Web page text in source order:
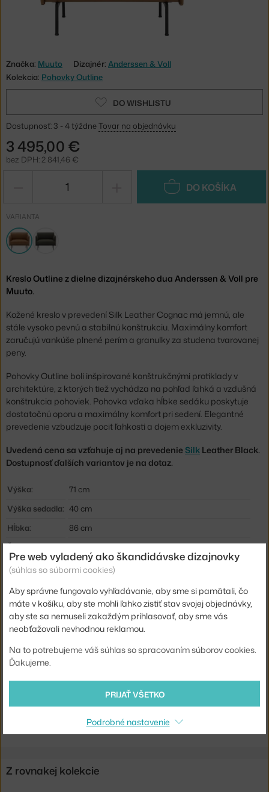
Značka: Muuto Dizajnér: Anderssen & Voll
Kolekcia: Pohovky Outline
DO WISHLISTU
Dostupnosť: 3 - 4 týždne Tovar na objednávku
3 495,00 €
bez DPH: 2 841,46 €
DO KOŠÍKA
VARIANTA
Kreslo Outline z dielne dizajnérskeho dua Anderssen & Voll pre
Muuto.
Kožené kreslo v prevedení Silk Leather Cognac má jemnú, ale
stále vysoko pevnú a stabilnú konštrukciu. Maximálny komfort
zaručujú vankúše plnené perím a granulky za studena tvarovanej
peny.
Pohovky Outline boli inšpirované konštrukčnými protiklady v
architektúre, z ktorých tiež vychádza na pohľad ľahká a vzdušná
konštrukcia pohoviek. Pohovka vďaka hĺbke sedáku poskytuje
dostatočnú oporu a maximálny komfort pri sedení. Elegantné
prevedenie vzbudzuje pocit ľahkosti a dojem exkluzivity.
Uvedená cena sa vzťahuje aj na prevedenie Silk Leather Black.
Dostupnosť ďalších variantov je na dotaz.
Výška:
71 cm
Výška sedadla: 40 cm
Hĺbka:
86 cm
Šírka:
88 cm
Podrúčky:
s podrúčkami
Farba:
Materiál:
drevo, koža, oceľ, HR pena (High Resilience), perie
Sedák:
čalúnený
Kód produktu
EAN
5713222756918
Shopping from the EU? Switch toOutline Armchair, cognac leather
Z rovnakej kolekcie
Pre web vyladený ako škandidávske dizajnovky
(súhlas so súbormi cookies)
Aby správne fungovalo vyhľadávanie, aby sme si pamätali, čo
máte v košíku, aby ste mohli ľahko zistiť stav svojej objednávky,
aby ste sa nemuseli zakaždým prihlasovať, aby sme vás
neobťažovali nevhodnou reklamou.
Na to potrebujeme váš súhlas so spracovaním súborov cookies.
Ďakujeme.
PRIJAŤ VŠETKO
Podrobné nastavenie